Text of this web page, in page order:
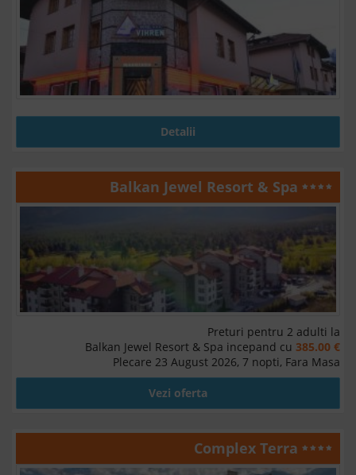
Detalii
Balkan Jewel Resort & Spa
Preturi pentru 2 adulti la
Balkan Jewel Resort & Spa incepand cu 385.00 €
Plecare 23 August 2026, 7 nopti, Fara Masa
Vezi oferta
Complex Terra